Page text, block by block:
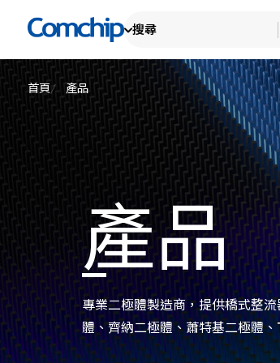
搜尋
搜尋
替代料件
產品
首頁 產品
產品
專業二極體製造商，提供橋式整
體、齊納二極體、蕭特基二極體
電晶體MOSFET系列產品。